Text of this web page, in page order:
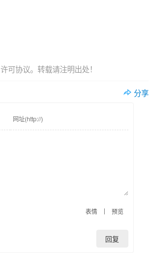
许可协议。转载请注明出处！
分享
表情 | 预览
回复